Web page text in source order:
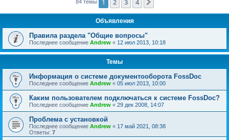
84 темы 1 2 3 4
Объявления
Правила раздела "Общие вопросы"
Последнее сообщение Andrew « 12 июл 2013, 10:18
Темы
Информация о системе документооборота FossDoc
Последнее сообщение Andrew « 05 июл 2013, 10:00
Каким пользователем подключаться к системе FossDoc?
Последнее сообщение Andrew « 29 дек 2008, 14:07
Проблема с установкой
Последнее сообщение Andrew « 17 май 2021, 08:38
Ответы: 7